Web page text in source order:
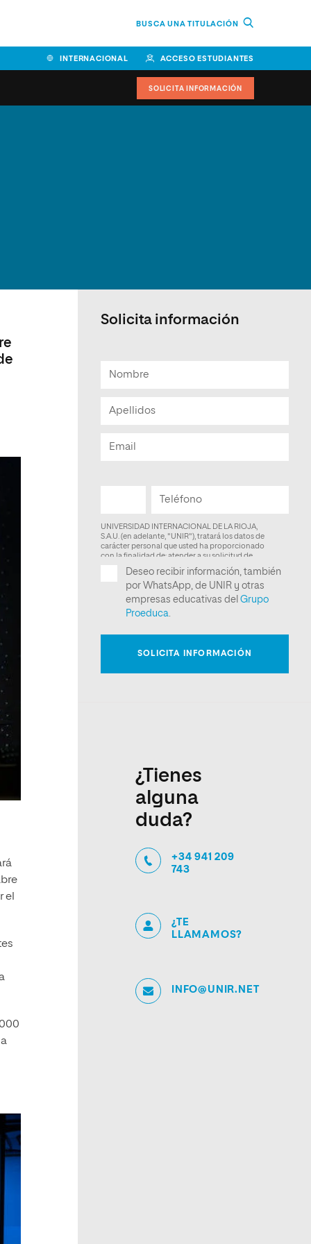
BUSCA UNA TITULACIÓN
INTERNACIONAL ACCESO ESTUDIANTES
Sociales
Escuela de Doctorado
SOLICITA INFORMACIÓN
el
Solicita información
¿Tienes
alguna
duda?
+34 941 209
743
¿TE
LLAMAMOS?
INFO@UNIR.NET